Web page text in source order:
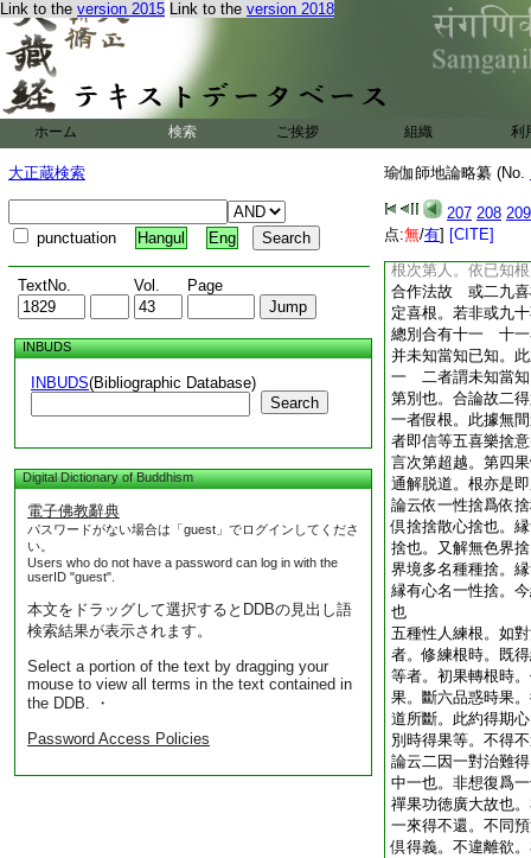
Link to the version 2015 Link to the version 2018
ホーム 検索 ご挨拶 組織 利
大正蔵検索
punctuation Hangul Eng
TextNo. Vol. Page
INBUDS
INBUDS(Bibliographic Database)
Search
Digital Dictionary of Buddhism
電子佛教辭典
パスワードがない場合は「guest」でログインしてくださ
い。
Users who do not have a password can log in with the
userID "guest".
本文をドラッグして選択するとDDBの見出し語
検索結果が表示されます。
Select a portion of the text by dragging your
mouse to view all terms in the text contained in
the DDB. ・
Password Access Policies
瑜伽師地論略纂 (No.
207 208 209
点:無/有] [CITE]
有喜受。亦有樂言
別方便。定處五
論云八根入初靜慮
者。八者即信等五
第三禪八。同以喜
七。後三可知
論云或一根或八根
欲知根。此在向中
即信等五捨意及未
樂在第三禪故不取
謂未知欲知已知根
根次第人。依已知
合作法故 或二九喜
定喜根。若非或九
總別合有十一 十一
并未知當知已知。
一 二者謂未知當知
第別也。合論故二
一者假根。此據無
者即信等五喜樂捨
言次第超越。第四
通解脱道。根亦是
論云依一性捨爲依
倶捨捨散心捨也。
捨也。又解無色界
界境多名種種捨。
縁有心名一性捨。
也
五種性人練根。如
者。修練根時。既
等者。初果轉根時
果。斷六品惑時果
道所斷。此約得期
別時得果等。不得
論云二因一對治難
中一也。非想復爲
禪果功徳廣大故也
一來得不還。不同
倶得義。不違離欲